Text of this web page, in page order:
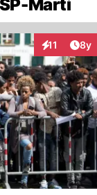
Marti
11 8y